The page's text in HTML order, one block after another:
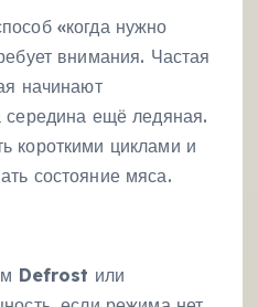
«когда нужно
внимания. Частая
начинают
середина ещё ледяная.
короткими циклами и
состояние мяса.
Defrost или